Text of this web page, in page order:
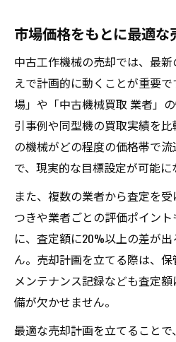
市場価格をもとに最適な
中古工作機械の売却では、最
えで計画的に動くことが重要
場」や「中古機械買取 業者」
引事例や同型機の買取実績を
の機械がどの程度の価格帯で
で、現実的な目標設定が可能に
また、複数の業者から査定を
つきや業者ごとの評価ポイン
に、査定額に20%以上の差が
ん。売却計画を立てる際は、保
メンテナンス記録なども査定
備が欠かせません。
最適な売却計画を立てること